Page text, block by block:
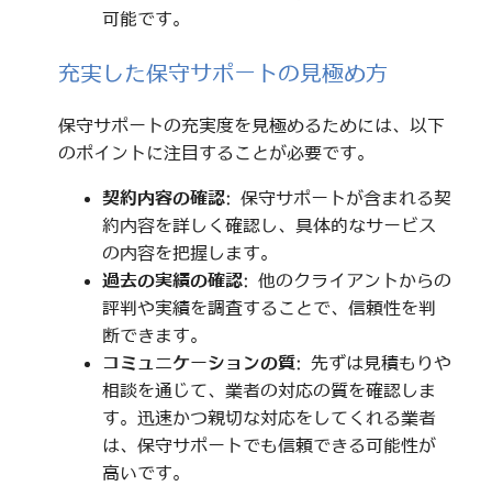
可能です。
充実した保守サポートの見極め方
保守サポートの充実度を見極めるためには、以下
のポイントに注目することが必要です。
契約内容の確認: 保守サポートが含まれる契
約内容を詳しく確認し、具体的なサービス
の内容を把握します。
過去の実績の確認: 他のクライアントからの
評判や実績を調査することで、信頼性を判
断できます。
コミュニケーションの質: 先ずは見積もりや
相談を通じて、業者の対応の質を確認しま
す。迅速かつ親切な対応をしてくれる業者
は、保守サポートでも信頼できる可能性が
高いです。